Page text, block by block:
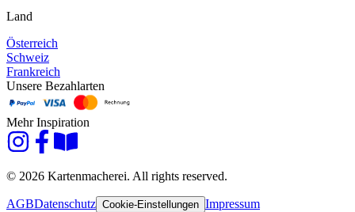
Land
Österreich
Schweiz
Frankreich
Unsere Bezahlarten
Mehr Inspiration
© 2026 Kartenmacherei. All rights reserved.
AGBDatenschutz Cookie-Einstellungen Impressum